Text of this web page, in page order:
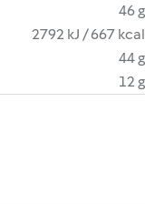
46 g
2792 kJ / 667 kcal
44 g
12 g